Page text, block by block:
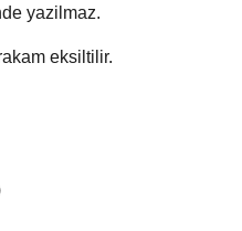
yazilmaz.
eksiltilir.